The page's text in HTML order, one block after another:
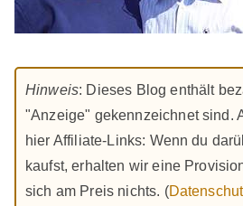
Hinweis: Dieses Blog enthält
"Anzeige" gekennzeichnet sind.
hier Affiliate-Links: Wenn du
kaufst, erhalten wir eine
sich am Preis nichts. (